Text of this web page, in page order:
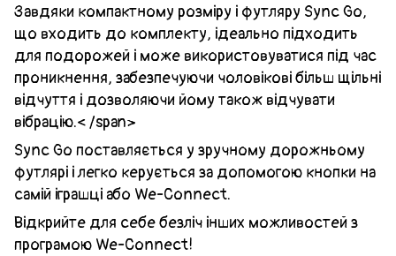
Завдяки компактному розміру і футляру Sync Go,
що входить до комплекту, ідеально підходить
для подорожей і може використовуватися під час
проникнення, забезпечуючи чоловікові більш щільні
відчуття і дозволяючи йому також відчувати
вібрацію.< /span>
Sync Go поставляється у зручному дорожньому
футлярі і легко керується за допомогою кнопки на
самій іграшці або We-Connect.
Відкрийте для себе безліч інших можливостей з
програмою We-Connect!